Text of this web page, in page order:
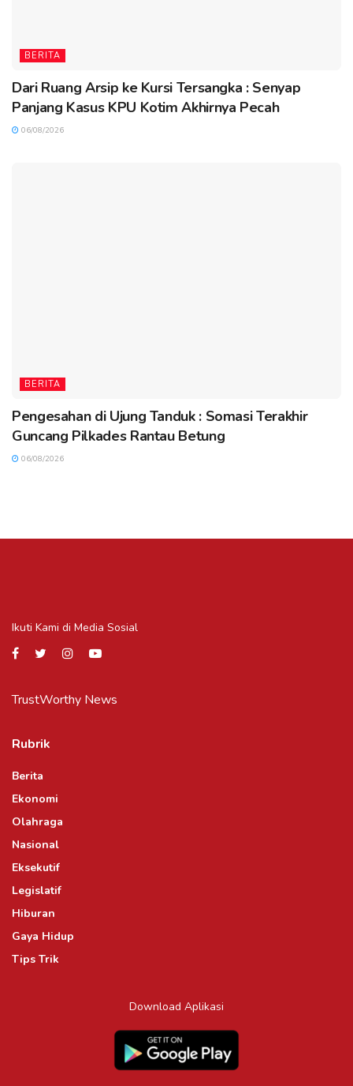
BERITA
Dari Ruang Arsip ke Kursi Tersangka : Senyap
Panjang Kasus KPU Kotim Akhirnya Pecah
06/08/2026
BERITA
Pengesahan di Ujung Tanduk : Somasi Terakhir
Guncang Pilkades Rantau Betung
06/08/2026
Ikuti Kami di Media Sosial
TrustWorthy News
Rubrik
Berita
Ekonomi
Olahraga
Nasional
Eksekutif
Legislatif
Hiburan
Gaya Hidup
Tips Trik
Download Aplikasi